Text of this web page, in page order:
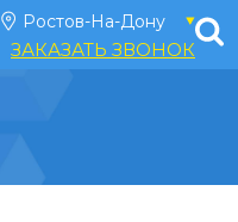
ЗАКАЗАТЬ ЗВОНОК